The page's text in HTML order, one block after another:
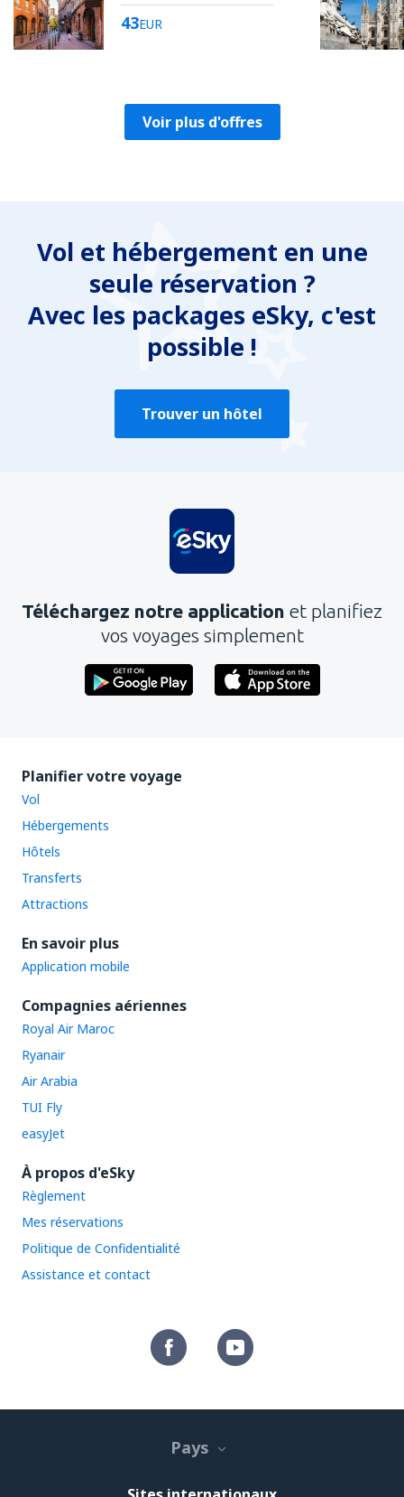
43EUR
Voir plus d'offres
Vol et hébergement en une
seule réservation ?
Avec les packages eSky, c'est
possible !
Trouver un hôtel
Téléchargez notre application et planifiez
vos voyages simplement
Planifier votre voyage
Vol
Hébergements
Hôtels
Transferts
Attractions
En savoir plus
Application mobile
Compagnies aériennes
Royal Air Maroc
Ryanair
Air Arabia
TUI Fly
easyJet
À propos d'eSky
Règlement
Mes réservations
Politique de Confidentialité
Assistance et contact
Pays